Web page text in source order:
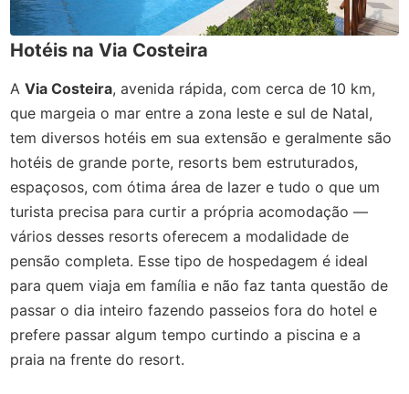
Hotéis na Via Costeira
AVia Costeira, avenida rápida, com cerca de 10 km,
que margeia o mar entre a zona leste e sul de Natal,
tem diversos hotéis em sua extensão e geralmente são
hotéis de grande porte, resorts bem estruturados,
espaçosos, com ótima área de lazer e tudo o que um
turista precisa para curtir a própria acomodação —
vários desses resorts oferecem a modalidade de
pensão completa. Esse tipo de hospedagem é ideal
para quem viaja em família e não faz tanta questão de
passar o dia inteiro fazendo passeios fora do hotel e
prefere passar algum tempo curtindo a piscina e a
praia na frente do resort.